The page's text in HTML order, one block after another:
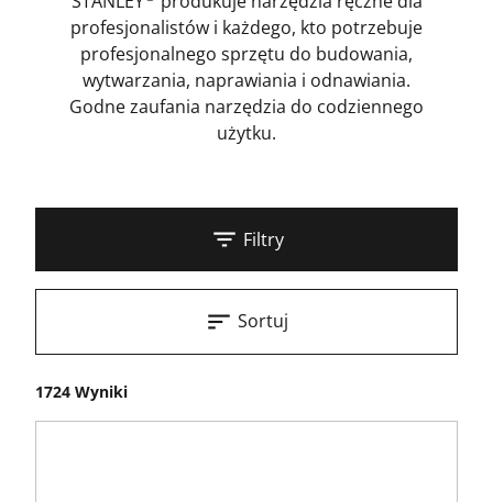
profesjonalistów i każdego, kto potrzebuje
profesjonalnego sprzętu do budowania,
wytwarzania, naprawiania i odnawiania.
Godne zaufania narzędzia do codziennego
użytku.
Filtry
1724 Wyniki
Sortuj